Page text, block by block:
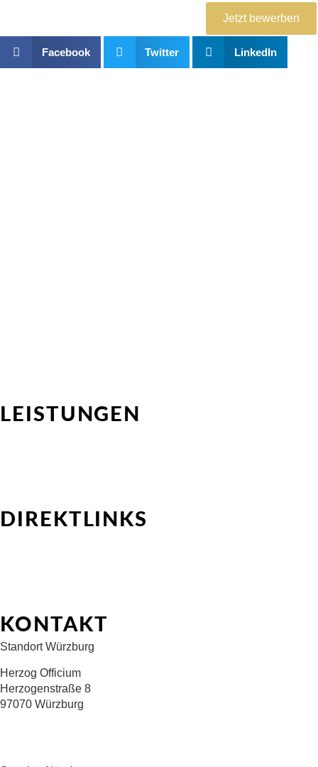
Jetzt bewerben
Facebook Twitter LinkedIn
LEISTUNGEN
DIREKTLINKS
KONTAKT
Standort Würzburg
Herzog Officium
Herzogenstraße 8
97070 Würzburg